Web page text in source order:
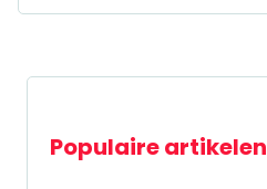
Populaire artikelen